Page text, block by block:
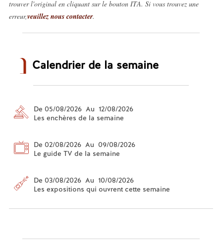
trouver l'original en cliquant sur le bouton ITA. Si vous trouvez une
erreur,veuillez nous contacter.
Calendrier de la semaine
De 05/08/2026 Au 12/08/2026
Les enchères de la semaine
De 02/08/2026 Au 09/08/2026
Le guide TV de la semaine
De 03/08/2026 Au 10/08/2026
Les expositions qui ouvrent cette semaine